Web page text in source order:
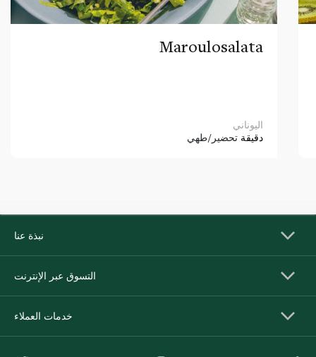
Maroulosalata
اليوناني
دقيقة تحضير/طهي
نبذة عنا
التسوق عبر الإنترنت
خدمات العملاء